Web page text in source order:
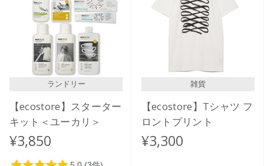
ランドリー
【ecostore】スターター
キット＜ユーカリ＞
¥3,850
雑貨
【ecostore】Tシャツ フ
ロントプリント
¥3,300